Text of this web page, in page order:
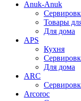
Anuk-Anuk
Товары
Для дома
APS
Кухня
Для дома
ARC
Arcoroc